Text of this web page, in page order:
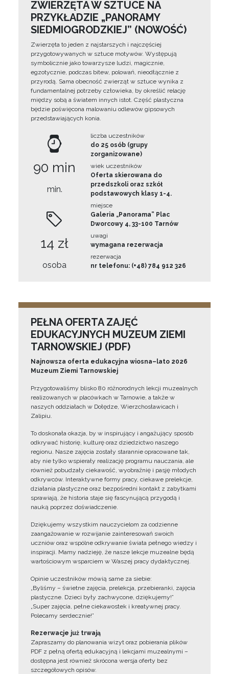
ZWIERZĘTA W SZTUCE NA
PRZYKŁADZIE „PANORAMY
SIEDMIOGRODZKIEJ” (NOWOŚĆ)
Zwierzęta to jeden z najstarszych i najczęściej
przygotowywanych w sztuce motywów. Występują
symbolicznie jako towarzysze ludzi, magicznie,
egzotycznie, podczas bitew, polowań, nieodłącznie z
przyrodą. Sama obecność zwierząt w sztuce wynika z
fundamentalnej potrzeby człowieka, by określić relację
między sobą a światem innych istot. Część plastyczna
będzie poświęcona malowaniu odlewów gipsowych
przedstawiających konia.
90 min
min.
14 zł
osoba
liczba uczestników
do 25 osób (grupy
zorganizowane)
wiek uczestników
Oferta skierowana do
przedszkoli oraz szkół
podstawowych klasy 1-4.
miejsce
Galeria „Panorama” Plac
Dworcowy 4, 33-100 Tarnów
uwagi
wymagana rezerwacja
rezerwacja
nr telefonu: (+48) 784 912 326
PEŁNA OFERTA ZAJĘĆ
EDUKACYJNYCH MUZEUM ZIEMI
TARNOWSKIEJ (PDF)
Najnowsza oferta edukacyjna wiosna–lato 2026
Muzeum Ziemi Tarnowskiej
Przygotowaliśmy blisko 80 różnorodnych lekcji muzealnych
realizowanych w placówkach w Tarnowie, a także w
naszych oddziałach w Dołędze, Wierzchosławicach i
Zalipiu.
To doskonała okazja, by w inspirujący i angażujący sposób
odkrywać historię, kulturę oraz dziedzictwo naszego
regionu. Nasze zajęcia zostały starannie opracowane tak,
aby nie tylko wspierały realizację programu nauczania, ale
również pobudzały ciekawość, wyobraźnię i pasję młodych
odkrywców. Interaktywne formy pracy, ciekawe prelekcje,
działania plastyczne oraz bezpośredni kontakt z zabytkami
sprawiają, że historia staje się fascynującą przygodą i
nauką poprzez doświadczenie.
Dziękujemy wszystkim nauczycielom za codzienne
zaangażowanie w rozwijanie zainteresowań swoich
uczniów oraz wspólne odkrywanie świata pełnego wiedzy i
inspiracji. Mamy nadzieję, że nasze lekcje muzealne będą
wartościowym wsparciem w Waszej pracy dydaktycznej.
Opinie uczestników mówią same za siebie:
„Byliśmy – świetne zajęcia, prelekcja, przebieranki, zajęcia
plastyczne. Dzieci były zachwycone, dziękujemy!”
„Super zajęcia, pełne ciekawostek i kreatywnej pracy.
Polecamy serdecznie!”
Rezerwacje już trwają
Zapraszamy do planowania wizyt oraz pobierania plików
PDF z pełną ofertą edukacyjną i lekcjami muzealnymi –
dostępna jest również skrócona wersja oferty bez
szczegółowych opisów.